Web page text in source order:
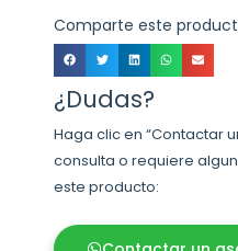
Comparte este
¿Dudas?
Haga clic en “Contactar
consulta o requiere
este producto: